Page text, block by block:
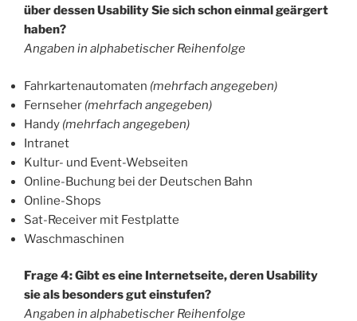
über dessen Usability Sie sich schon einmal geärgert
haben?
Angaben in alphabetischer Reihenfolge
Fahrkartenautomaten (mehrfach angegeben)
Fernseher (mehrfach angegeben)
Handy (mehrfach angegeben)
Intranet
Kultur- und Event-Webseiten
Online-Buchung bei der Deutschen Bahn
Online-Shops
Sat-Receiver mit Festplatte
Waschmaschinen
Frage 4: Gibt es eine Internetseite, deren Usability
sie als besonders gut einstufen?
Angaben in alphabetischer Reihenfolge